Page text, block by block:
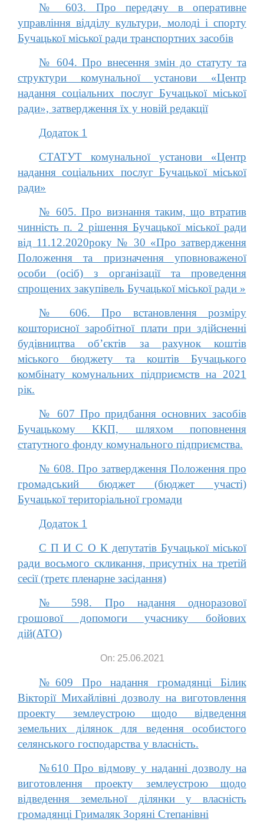
№ 603. Про передачу в оперативне
управління відділу культури, молоді і спорту
Бучацької міської ради транспортних засобів
№ 604. Про внесення змін до статуту та
структури комунальної установи «Центр
надання соціальних послуг Бучацької міської
ради», затвердження їх у новій редакції
Додаток 1
СТАТУТ комунальної установи «Центр
надання соціальних послуг Бучацької міської
ради»
№ 605. Про визнання таким, що втратив
чинність п. 2 рішення Бучацької міської ради
від 11.12.2020року № 30 «Про затвердження
Положення та призначення уповноваженої
особи (осіб) з організації та проведення
спрощених закупівель Бучацької міської ради »
№ 606. Про встановлення розміру
кошторисної заробітної плати при здійсненні
будівництва об’єктів за рахунок коштів
міського бюджету та коштів Бучацького
комбінату комунальних підприємств на 2021
рік.
№ 607 Про придбання основних засобів
Бучацькому ККП, шляхом поповнення
статутного фонду комунального підприємства.
№ 608. Про затвердження Положення про
громадський бюджет (бюджет участі)
Бучацької територіальної громади
Додаток 1
С П И С О К депутатів Бучацької міської
ради воcьмого скликання, присутніх на третій
сесії (третє пленарне засідання)
№ 598. Про надання одноразової
грошової допомоги учаснику бойових
дій(АТО)
On: 25.06.2021
№609 Про надання громадянці Білик
Вікторії Михайлівні дозволу на виготовлення
проекту землеустрою щодо відведення
земельних ділянок для ведення особистого
селянського господарства у власність.
№610 Про відмову у наданні дозволу на
виготовлення проекту землеустрою щодо
відведення земельної ділянки у власність
громадянці Грималяк Зоряні Степанівні